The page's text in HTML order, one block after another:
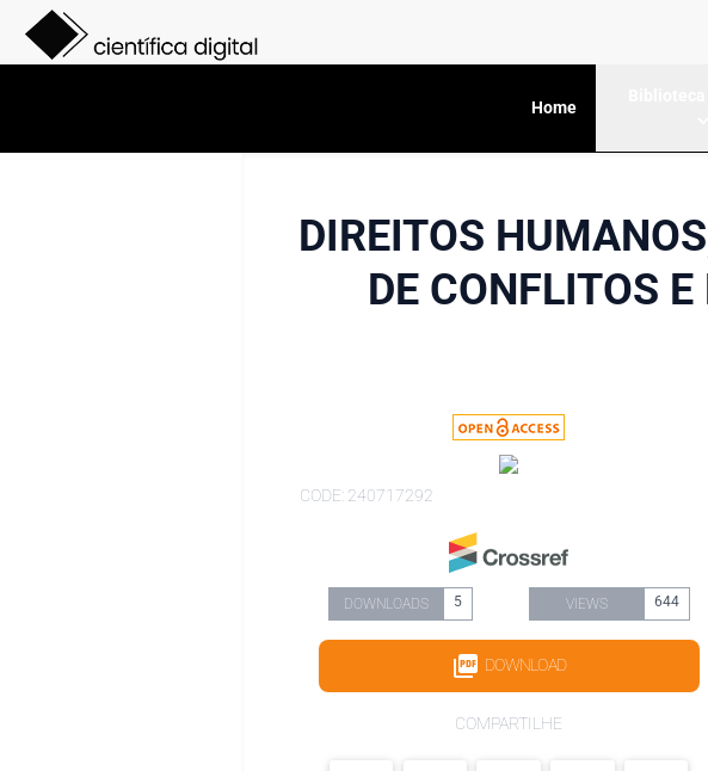
Home
DIREITOS
DE CONFLITOS
CODE: 240717292
DOWNLOADS 5 VIEWS 644
DOWNLOAD
COMPARTILHE